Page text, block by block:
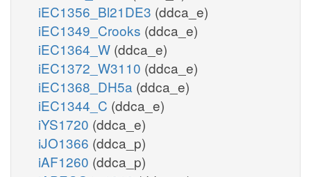
iEC1356_Bl21DE3 (ddca_e)
iEC1349_Crooks (ddca_e)
iEC1364_W (ddca_e)
iEC1372_W3110 (ddca_e)
iEC1368_DH5a (ddca_e)
iEC1344_C (ddca_e)
iYS1720 (ddca_e)
iJO1366 (ddca_p)
iAF1260 (ddca_p)